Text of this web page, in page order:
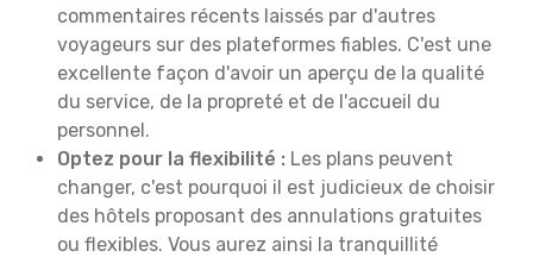
commentaires récents laissés par d'autres
voyageurs sur des plateformes fiables. C'est une
excellente façon d'avoir un aperçu de la qualité
du service, de la propreté et de l'accueil du
personnel.
Optez pour la flexibilité : Les plans peuvent
changer, c'est pourquoi il est judicieux de choisir
des hôtels proposant des annulations gratuites
ou flexibles. Vous aurez ainsi la tranquillité